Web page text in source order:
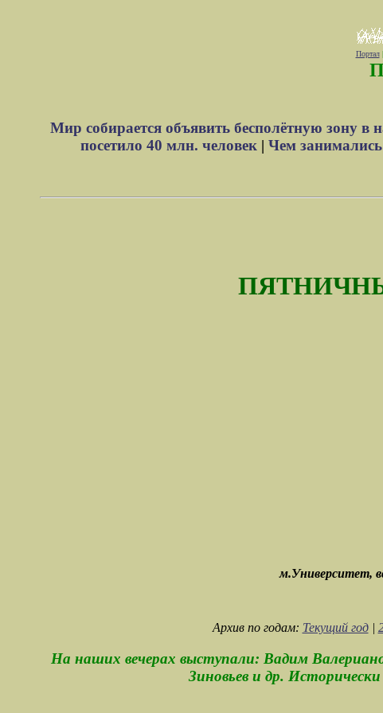
Портал|
Мир собирается объявить бесполётную зону в
посетило 40 млн. человек| Чем занимались
м.Университет,
Архив по годам: Текущий год|
На наших вечерах выступали: Вадим
Зиновьев и др.